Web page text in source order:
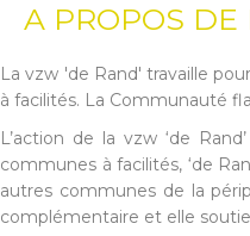
A PROPOS DE
La vzw 'de Rand' travaille
à facilités. La Communauté
L’action de la vzw ‘de
communes à facilités, ‘de
autres communes de la
complémentaire et elle